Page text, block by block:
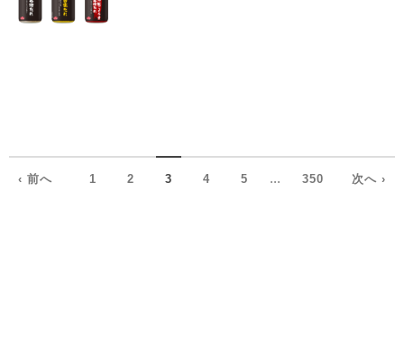
‹ 前へ 1 2 3 4 5 ... 350 次へ ›